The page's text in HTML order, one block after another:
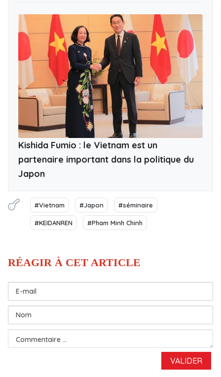
Kishida Fumio : le Vietnam est un
partenaire important dans la politique du
Japon
#Vietnam #Japon #séminaire
#KEIDANREN #Pham Minh Chinh